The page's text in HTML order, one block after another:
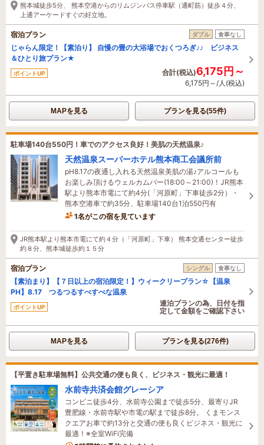
熊本城徒歩5分、 熊本空港からのリムジンバス停車駅（通町筋）徒歩４分、
上通アーケードすぐの好立地。
宿泊プラン ダブル 食事なし
じゃらん限定！【素泊り】 自慢の畳の大浴場でおくつろぎ♪♪ ビジネス
＆ひとり旅プラン★
ポイントUP 合計(税込)6,175円～
6,175円～/人(税込)
MAPを見る プランを見る(55件)
駐車場140台550円！車でのアクセス良好！美肌の天然温泉♪
天然温泉スーパーホテル熊本商工会議所前
pH8.17の夜通し入れる天然温泉美肌の湯♪アルコールも
お楽しみ頂けるウェルカムバー(18:00～21:00)！JR熊本
駅より熊本市電にて約4分(「河原町」下車徒歩2分）・
熊本空港車で約35分、駐車場140台1泊550円有
1名がこの宿を見ています
4時間前に予約されました
JR熊本駅より熊本市電にて約４分（「河原町」下車） 熊本交通センター徒歩
約８分、熊本城徒歩約１５分
宿泊プラン シングル 食事なし
【素泊まり】【７日以上の宿泊限定！】ウィークリープラン☆【温泉
PH】8.17 つるつるすべすべな温泉
ポイントUP
連泊プランの為、日付を指
定して金額をご確認下さい
MAPを見る プランを見る(276件)
【平置き駐車場無料】公共交通の便も良く、ビジネス・観光に最適！
水前寺共済会館グレーシア
コンビニ徒歩4分、水前寺公園まで徒歩5分、最寄りJR
豊肥線・水前寺駅や市電の駅まで徒歩8分。 くまモンス
クエアお車で約13分と交通の便も良くビジネス・観光に
最適！※全室WiFi完備